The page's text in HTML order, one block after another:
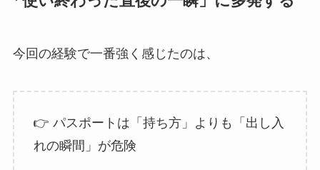
今回の経験で一番強く感じたのは、
👉 パスポートは「持ち方」よりも「出し入
れの瞬間」が危険